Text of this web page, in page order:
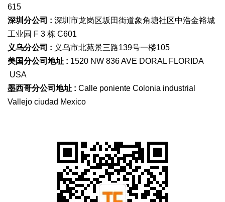
615
深圳分公司 : 深圳市龙岗区坂田街道象角塘社区中浩金裕城
工业园 F 3 栋 C601
义乌分公司 : 义乌市北苑景三路139号一楼105
美国分公司地址 : 1520 NW 836 AVE DORAL FLORIDA
USA
墨西哥分公司地址 : Calle poniente Colonia industrial
Vallejo ciudad Mexico